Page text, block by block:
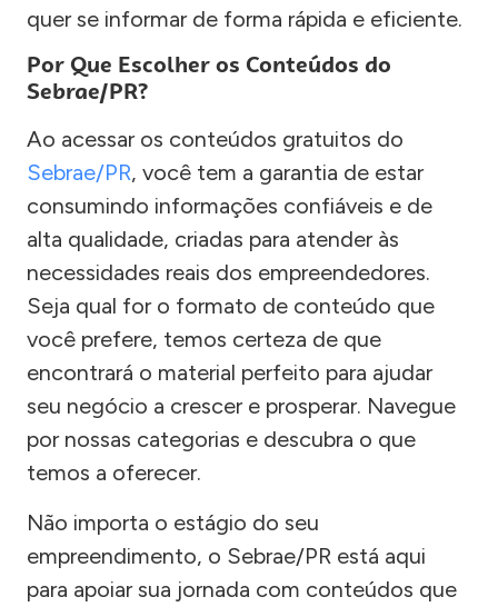
quer se informar de forma rápida e eficiente.
Por Que Escolher os Conteúdos do
Sebrae/PR?
Ao acessar os conteúdos gratuitos do
Sebrae/PR, você tem a garantia de estar
consumindo informações confiáveis e de
alta qualidade, criadas para atender às
necessidades reais dos empreendedores.
Seja qual for o formato de conteúdo que
você prefere, temos certeza de que
encontrará o material perfeito para ajudar
seu negócio a crescer e prosperar. Navegue
por nossas categorias e descubra o que
temos a oferecer.
Não importa o estágio do seu
empreendimento, o Sebrae/PR está aqui
para apoiar sua jornada com conteúdos que